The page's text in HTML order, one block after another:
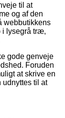
til at
og af den
webbutikkens
i lysegrå træ,
gode genveje
Foruden
at skrive en
udnyttes til at